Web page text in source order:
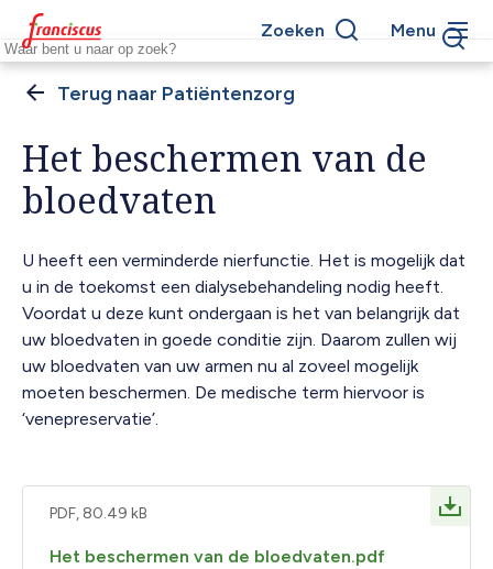
Overslaan
en
naar
gaan
Keywords
Zoeken Menu
Patiëntenzorg
Het beschermen van de
bloedvaten
U heeft een verminderde nierfunctie. Het is mogelijk dat
u in de toekomst een dialysebehandeling nodig heeft.
Voordat u deze kunt ondergaan is het van belangrijk dat
uw bloedvaten in goede conditie zijn. Daarom zullen wij
uw bloedvaten van uw armen nu al zoveel mogelijk
moeten beschermen. De medische term hiervoor is
‘venepreservatie’.
PDF, 80.49 kB
Het beschermen van de bloedvaten.pdf